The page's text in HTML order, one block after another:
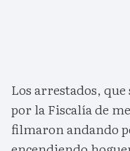
Los arrestados,
por la Fiscalía de
filmaron andando